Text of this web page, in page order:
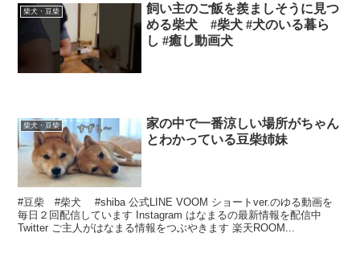
柴犬・豆柴
飼い主のご飯を羨ましそうに見つ
める柴犬 #柴犬 #犬のいる暮ら
し #癒し動画犬
柴犬・豆柴
家の中で一番涼しい場所がちゃん
とわかっている豆柴姉妹
#豆柴 #柴犬 #shiba 公式LINE VOOM ショートver.のゆる動画を
毎日２回配信しています Instagram はなまるの最新情報を配信中
Twitter ご主人がはなまる情報をつぶやきます 楽天ROOM...